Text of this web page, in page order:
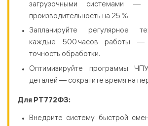
загрузочными системами —
производительность на 25 %.
Запланируйте регулярное
каждые 500 часов работы —
точность обработки.
Оптимизируйте программы
деталей — сократите время на
Для РТ772Ф3:
Внедрите систему быстрой